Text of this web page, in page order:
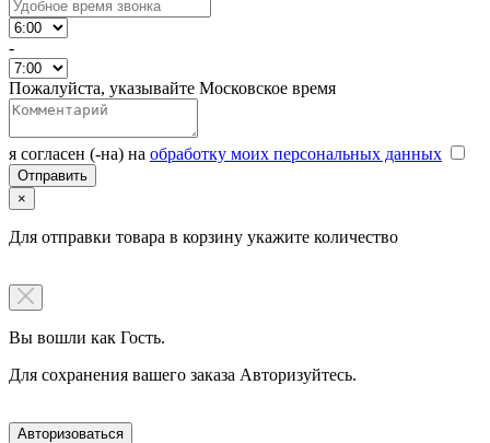
-
Пожалуйста, указывайте Московское время
я согласен (-на) на обработку моих персональных данных
×
Для отправки товара в корзину укажите количество
Вы вошли как Гость.
Для сохранения вашего заказа Авторизуйтесь.
Авторизоваться